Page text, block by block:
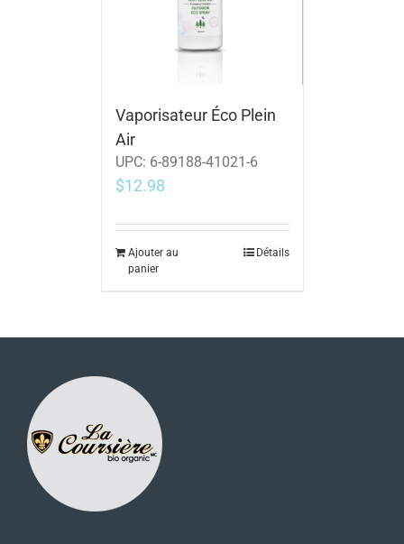
Vaporisateur Éco Plein
Air
UPC: 6-89188-41021-6
$12.98
Ajouter au
panier
Détails